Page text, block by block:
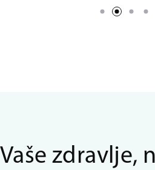
Vaše zdravlje,